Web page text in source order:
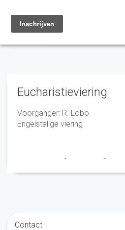
Toggle
navigation
Eucharistieviering
Voorganger: R. Lobo
Engelstalige viering
- -
Contact